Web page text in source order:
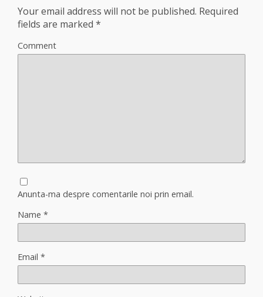
Your email address will not be published. Required
fields are marked *
Comment
Anunta-ma despre comentarile noi prin email.
Name *
Email *